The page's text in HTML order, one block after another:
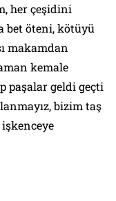
her çeşidini
bet öteni, kötüyü
makamdan
kemale
paşalar geldi geçti
bizim taş
işkenceye